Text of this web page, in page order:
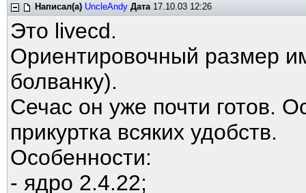
Написал(а) UncleAndy Дата17.10.03 12:26
Это livecd.
Ориентировочный размер
болванку).
Сечас он уже почти готов.
прикуртка всяких удобств.
Особенности:
- ядро 2.4.22;